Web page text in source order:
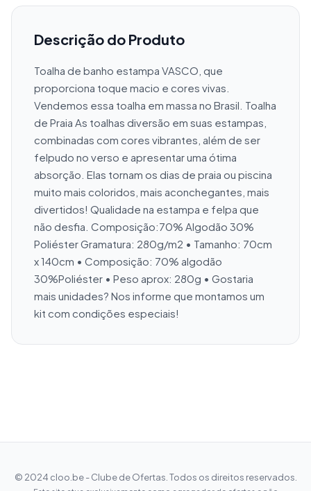
Descrição do Produto
Toalha de banho estampa VASCO, que
proporciona toque macio e cores vivas.
Vendemos essa toalha em massa no Brasil. Toalha
de Praia As toalhas diversão em suas estampas,
combinadas com cores vibrantes, além de ser
felpudo no verso e apresentar uma ótima
absorção. Elas tornam os dias de praia ou piscina
muito mais coloridos, mais aconchegantes, mais
divertidos! Qualidade na estampa e felpa que
não desfia. Composição:70% Algodão 30%
Poliéster Gramatura: 280g/m2 • Tamanho: 70cm
x 140cm • Composição: 70% algodão
30%Poliéster • Peso aprox: 280g • Gostaria
mais unidades? Nos informe que montamos um
kit com condições especiais!
© 2024 cloo.be - Clube de Ofertas. Todos os direitos reservados.